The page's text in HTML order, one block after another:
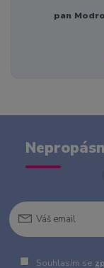
pan
Souhlasím se